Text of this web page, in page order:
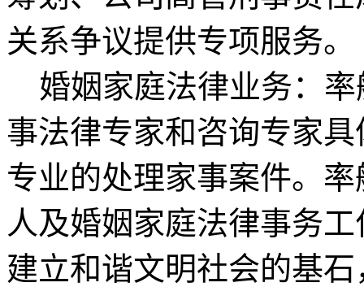
关系争议提供专项服务。
婚姻家庭法律业务：率
事法律专家和咨询专家
专业的处理家事案件。
人及婚姻家庭法律事务
建立和谐文明社会的基